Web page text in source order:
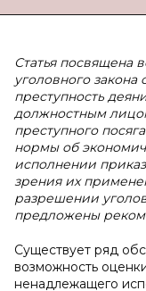
Статья посвящена
уголовного
преступность
должностным
преступного
нормы об
исполнении
зрения их
разрешении
предложены
Существует ряд
возможность
ненадлежащего